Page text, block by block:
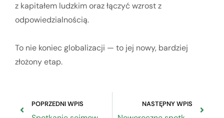
z kapitałem ludzkim oraz łączyć wzrost z
odpowiedzialnością.
To nie koniec globalizacji — to jej nowy, bardziej
złożony etap.
POPRZEDNI WPIS NASTĘPNY WPIS